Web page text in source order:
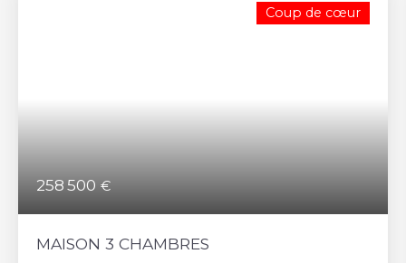
258 500 €
Coup de cœur
MAISON 3 CHAMBRES